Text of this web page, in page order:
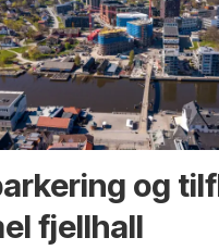
og
fjellhall